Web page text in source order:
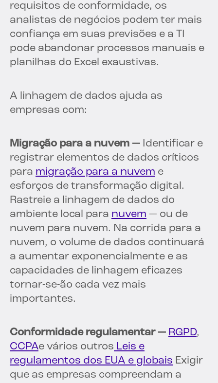
requisitos de conformidade, os
analistas de negócios podem ter mais
confiança em suas previsões e a TI
pode abandonar processos manuais e
planilhas do Excel exaustivas.
A linhagem de dados ajuda as
empresas com:
Migração para a nuvem — Identificar e
registrar elementos de dados críticos
para migração para a nuvem e
esforços de transformação digital.
Rastreie a linhagem de dados do
ambiente local para nuvem — ou de
nuvem para nuvem. Na corrida para a
nuvem, o volume de dados continuará
a aumentar exponencialmente e as
capacidades de linhagem eficazes
tornar-se-ão cada vez mais
importantes.
Conformidade regulamentar — RGPD,
CCPAe vários outros Leis e
regulamentos dos EUA e globais Exigir
que as empresas compreendam a